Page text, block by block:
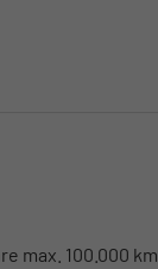
max. 100.000 km